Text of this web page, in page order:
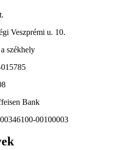
Veszprémi u. 10.
székhely
Bank
00100003